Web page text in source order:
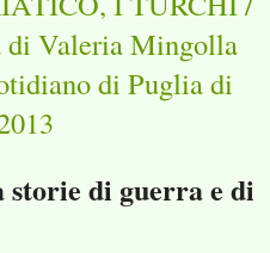
di Valeria Mingolla
di Puglia di
di guerra e di